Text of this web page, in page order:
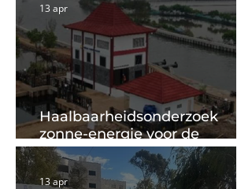
Haalbaarheidsonderzoek
zonne-energie voor de
gemalen in Pekalongan
Indonesië
13 apr
13 apr